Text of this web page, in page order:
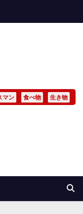
マン 食べ物 生き物